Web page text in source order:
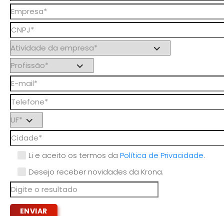
Li e aceito os termos da Política de Privacidade.
Desejo receber novidades da Krona.